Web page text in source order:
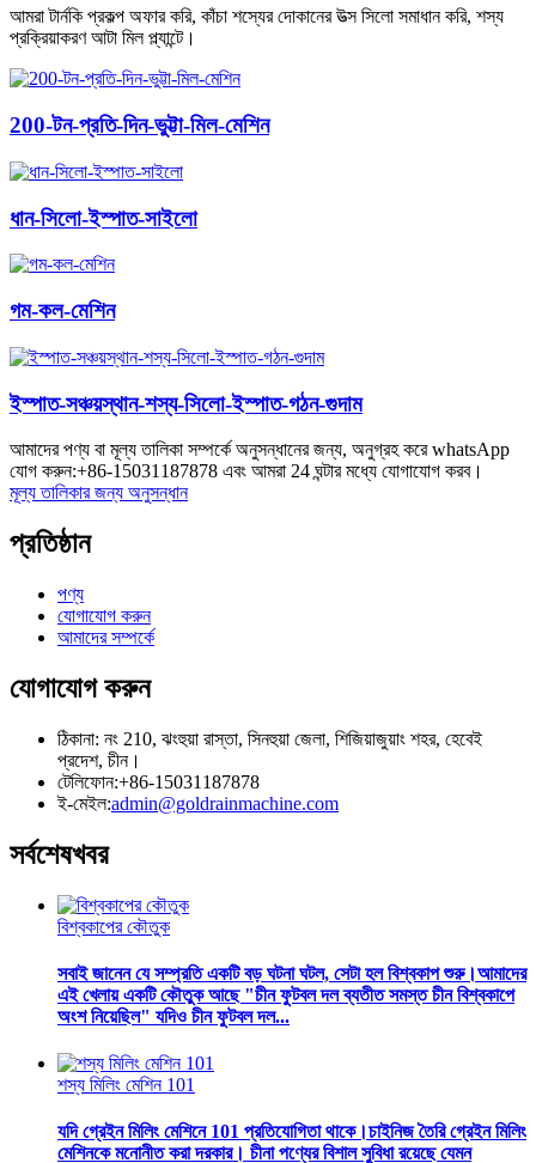
আমরা টার্নকি প্রকল্প অফার করি, কাঁচা শস্যের দোকানের উত্স সিলো সমাধান করি, শস্য
প্রক্রিয়াকরণ আটা মিল প্ল্যান্টে।
200-টন-প্রতি-দিন-ভুট্টা-মিল-মেশিন
ধান-সিলো-ইস্পাত-সাইলো
গম-কল-মেশিন
ইস্পাত-সঞ্চয়স্থান-শস্য-সিলো-ইস্পাত-গঠন-গুদাম
আমাদের পণ্য বা মূল্য তালিকা সম্পর্কে অনুসন্ধানের জন্য, অনুগ্রহ করে whatsApp
যোগ করুন:+86-15031187878 এবং আমরা 24 ঘন্টার মধ্যে যোগাযোগ করব।
মূল্য তালিকার জন্য অনুসন্ধান
প্রতিষ্ঠান
পণ্য
যোগাযোগ করুন
আমাদের সম্পর্কে
যোগাযোগ করুন
ঠিকানা: নং 210, ঝংহুয়া রাস্তা, সিনহুয়া জেলা, শিজিয়াজুয়াং শহর, হেবেই
প্রদেশ, চীন।
টেলিফোন:+86-15031187878
ই-মেইল:admin@goldrainmachine.com
সর্বশেষখবর
বিশ্বকাপের কৌতুক
সবাই জানেন যে সম্প্রতি একটি বড় ঘটনা ঘটল, সেটা হল বিশ্বকাপ শুরু।আমাদের
এই খেলায় একটি কৌতুক আছে "চীন ফুটবল দল ব্যতীত সমস্ত চীন বিশ্বকাপে
অংশ নিয়েছিল" যদিও চীন ফুটবল দল...
শস্য মিলিং মেশিন 101
যদি গ্রেইন মিলিং মেশিনে 101 প্রতিযোগিতা থাকে।চাইনিজ তৈরি গ্রেইন মিলিং
মেশিনকে মনোনীত করা দরকার। চীনা পণ্যের বিশাল সুবিধা রয়েছে যেমন